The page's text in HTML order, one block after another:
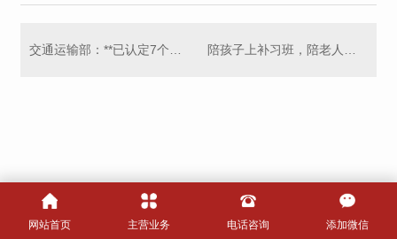
交通运输部：**已认定7个自动驾驶封闭场地测试基地 陪孩子上补习班，陪老人旅游，职业陪伴师走俏
网站首页 主营业务 电话咨询 添加微信